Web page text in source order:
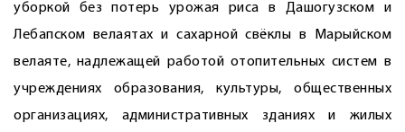
уборкой без потерь урожая риса в Дашогузском и
Лебапском велаятах и сахарной свёклы в Марыйском
велаяте, надлежащей работой отопительных систем в
учреждениях образования, культуры, общественных
организациях, административных зданиях и жилых